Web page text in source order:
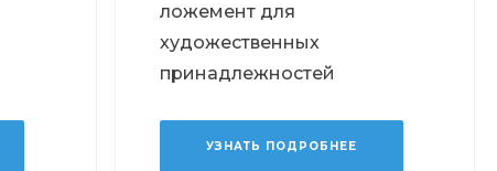
ложемент для
художественных
принадлежностей
УЗНАТЬ ПОДРОБНЕЕ